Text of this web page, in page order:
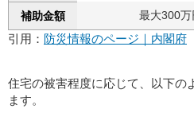
補助金額 最大300万
引用： 防災情報のページ｜内閣府
住宅の被害程度に応じて、以下の
ます。